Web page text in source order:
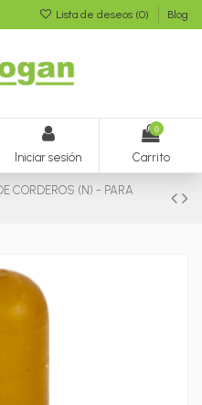
Lista de deseos (0) Blog
Iniciar sesión
0
Carrito
CORDEROS (N) - PARA